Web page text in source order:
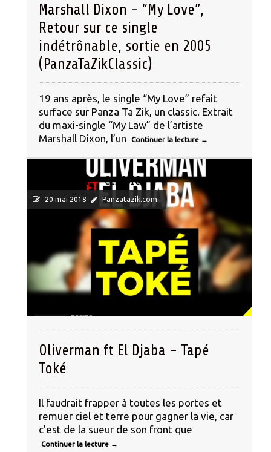
Marshall Dixon – “My Love”,
Retour sur ce single
indétrônable, sortie en 2005
(PanzaTaZikClassic)
19 ans après, le single “My Love” refait
surface sur Panza Ta Zik, un classic. Extrait
du maxi-single “My Law” de l’artiste
Marshall Dixon, l’un
Continuer la lecture →
Panza Ta Zik - CLASSIC
20 mai 2018 Panzatazik.com
Oliverman ft El Djaba – Tapé
Toké
Il faudrait frapper à toutes les portes et
remuer ciel et terre pour gagner la vie, car
c’est de la sueur de son front que
Continuer la lecture →